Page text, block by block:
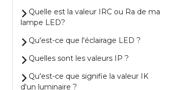
Quelle est la valeur IRC ou Ra de ma
lampe LED?
Qu'est-ce que l'éclairage LED ?
Quelles sont les valeurs IP ?
Qu'est-ce que signifie la valeur IK
d'un luminaire ?